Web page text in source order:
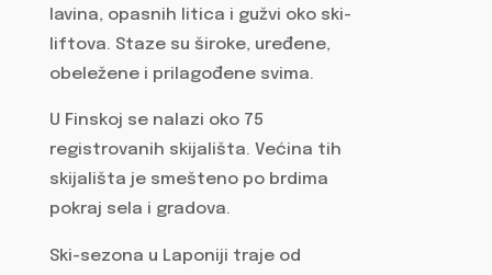
lavina, opasnih litica i gužvi oko ski-
liftova. Staze su široke, uređene,
obeležene i prilagođene svima.
U Finskoj se nalazi oko 75
registrovanih skijališta. Većina tih
skijališta je smešteno po brdima
pokraj sela i gradova.
Ski-sezona u Laponiji traje od